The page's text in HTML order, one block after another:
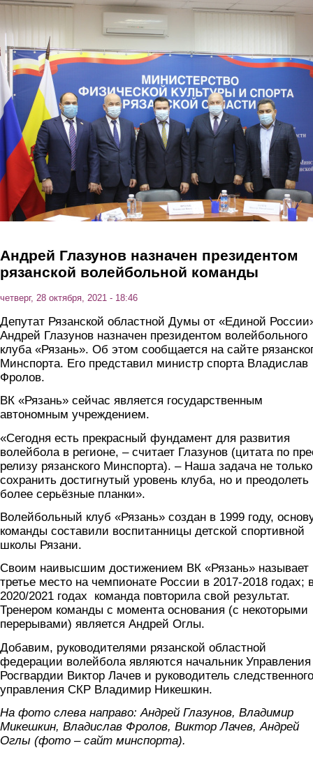
Перейти к основному содержанию
Андрей Глазунов назначен президентом
рязанской волейбольной команды
четверг, 28 октября, 2021 - 18:46
Депутат Рязанской областной Думы от «Единой
Андрей Глазунов назначен президентом волейбольного
клуба «Рязань». Об этом сообщается на сайте
Минспорта. Его представил министр спорта Владислав
Фролов.
ВК «Рязань» сейчас является государственным
автономным учреждением.
«Сегодня есть прекрасный фундамент для развития
волейбола в регионе, – считает Глазунов (цитата по
релизу рязанского Минспорта). – Наша задача не только
сохранить достигнутый уровень клуба, но и преодолеть
более серьёзные планки».
Волейбольный клуб «Рязань» создан в 1999 году,
команды составили воспитанницы детской спортивной
школы Рязани.
Своим наивысшим достижением ВК «Рязань» называет
третье место на чемпионате России в 2017-2018 годах;
2020/2021 годах команда повторила свой результат.
Тренером команды с момента основания (с некоторыми
перерывами) является Андрей Оглы.
Добавим, руководителями рязанской областной
федерации волейбола являются начальник Управления
Росгвардии Виктор Лачев и руководитель следственного
управления СКР Владимир Никешкин.
На фото слева направо: Андрей Глазунов, Владимир
Микешкин, Владислав Фролов, Виктор Лачев, Андрей
Оглы (фото – сайт минспорта).